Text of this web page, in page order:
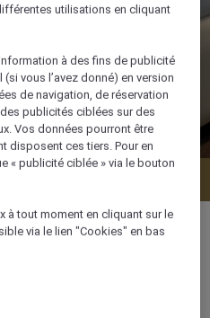
utilisations en cliquant
à des fins de publicité
vous l’avez donné) en version
de navigation, de réservation
publicités ciblées sur des
Vos données pourront être
disposent ces tiers. Pour en
« publicité ciblée » via le bouton
à tout moment en cliquant sur le
via le lien "Cookies" en bas